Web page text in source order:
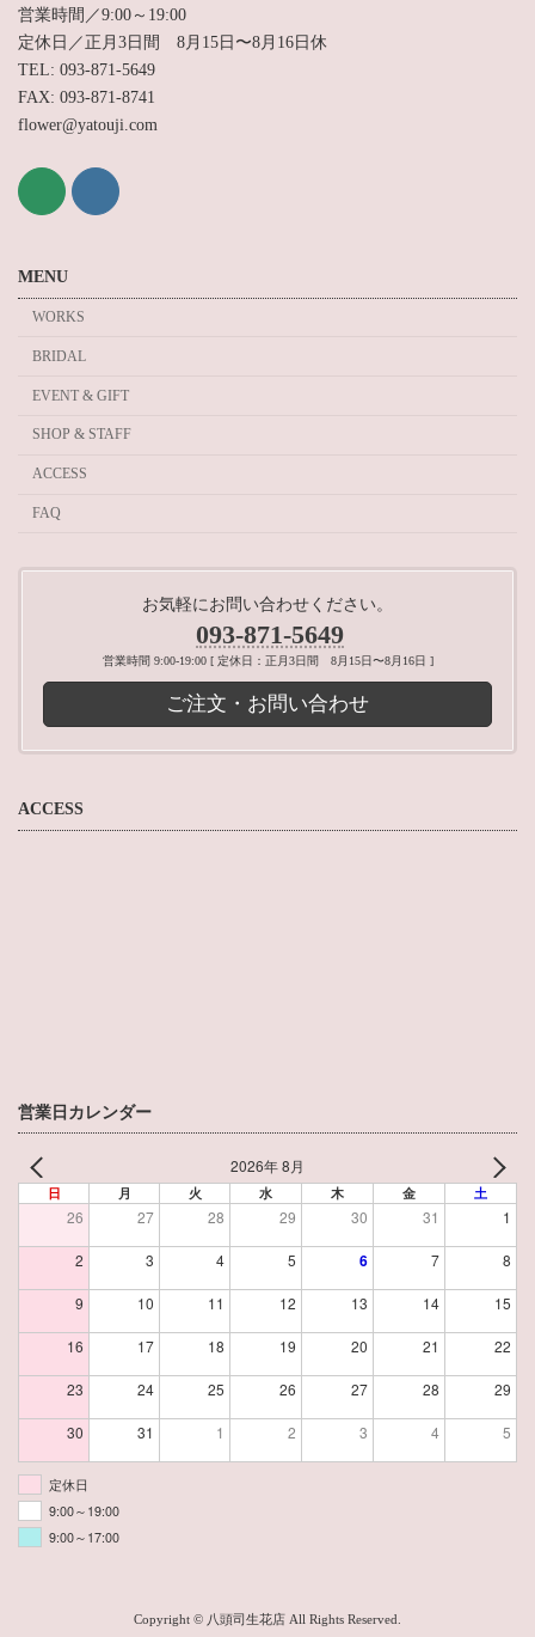
営業時間／9:00～19:00
定休日／正月3日間 8月15日〜8月16日休
TEL: 093-871-5649
FAX: 093-871-8741
flower@yatouji.com
MENU
WORKS
BRIDAL
EVENT & GIFT
SHOP & STAFF
ACCESS
FAQ
お気軽にお問い合わせください。
093-871-5649
営業時間 9:00-19:00 [ 定休日：正月3日間 8月15日〜8月16日 ]
ご注文・お問い合わせ
ACCESS
営業日カレンダー
2026年 8月
日 月 火 水 木 金 土
26 27 28 29 30 31 1
2 3 4 5 6 7 8
9 10 11 12 13 14 15
16 17 18 19 20 21 22
23 24 25 26 27 28 29
30 31 1 2 3 4 5
定休日
9:00～19:00
9:00～17:00
Copyright © 八頭司生花店 All Rights Reserved.